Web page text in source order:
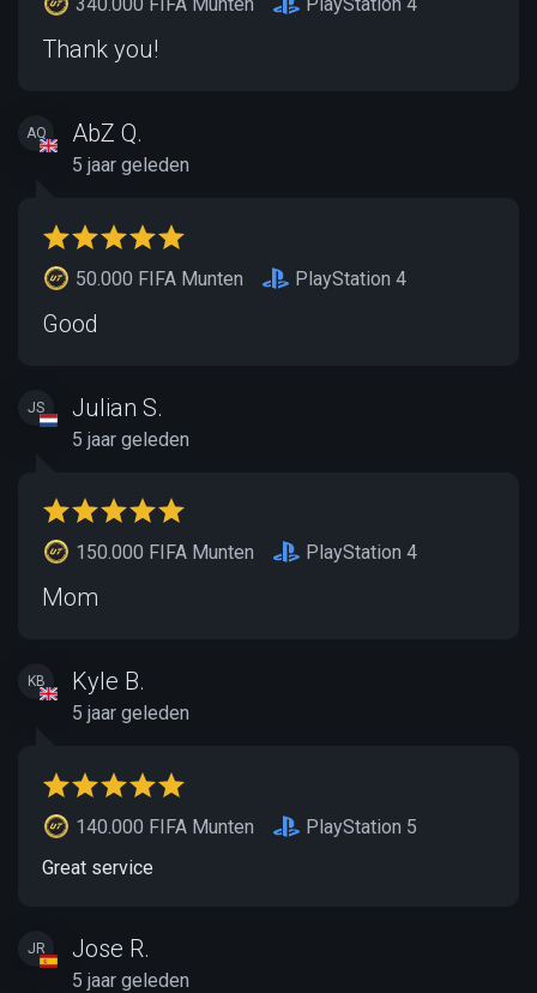
Thank you!
AQ AbZ Q.
5 jaar geleden
50.000 FIFA Munten PlayStation 4
Good
JS Julian S.
5 jaar geleden
150.000 FIFA Munten PlayStation 4
Mom
KB Kyle B.
5 jaar geleden
140.000 FIFA Munten
PlayStation 5
Great service
JR Jose R.
5 jaar geleden